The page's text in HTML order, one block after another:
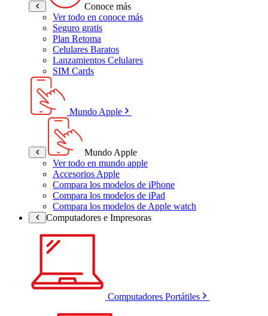
Conoce más
Ver todo en conoce más
Seguro gratis
Plan Retoma
Celulares Baratos
Lanzamientos Celulares
SIM Cards
Mundo Apple
Mundo Apple
Ver todo en mundo apple
Accesorios Apple
Compara los modelos de iPhone
Compara los modelos de iPad
Compara los modelos de Apple watch
Computadores e Impresoras
Computadores Portátiles